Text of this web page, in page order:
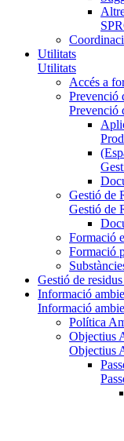
Utilitats
Utilitats
Accés a
Prevenció
Prevenció
Gestió de
Gestió de
Formació
Formació
Gestió de
Informació
Informació
Política
Objectius
Objectius